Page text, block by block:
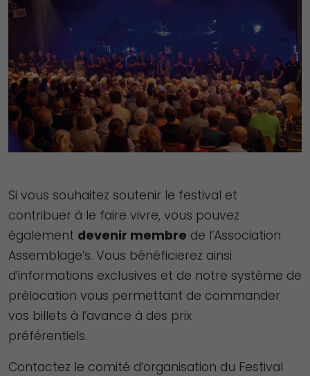
Si vous souhaitez soutenir le festival et
contribuer à le faire vivre, vous pouvez
également devenir membre de l’Association
Assemblage’s. Vous bénéficierez ainsi
d’informations exclusives et de notre système de
prélocation vous permettant de commander
vos billets à l’avance à des prix
préférentiels.
Contactez le comité d’organisation du Festival